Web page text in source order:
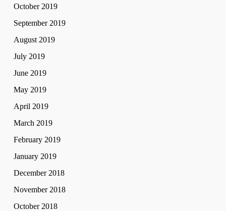
October 2019
September 2019
August 2019
July 2019
June 2019
May 2019
April 2019
March 2019
February 2019
January 2019
December 2018
November 2018
October 2018